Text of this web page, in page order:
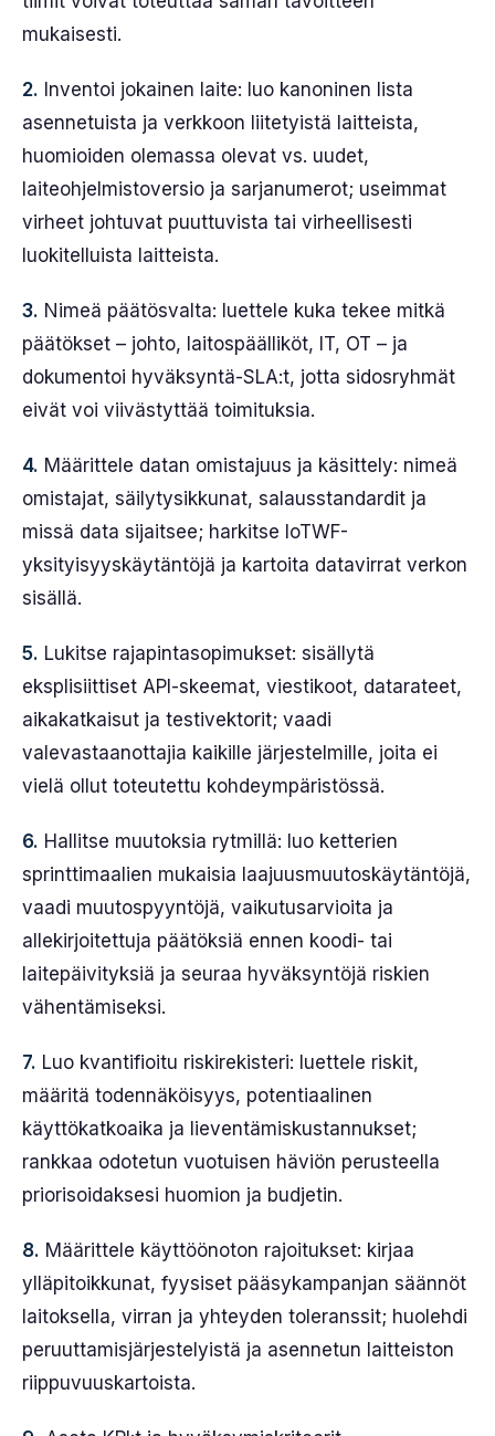
mukaisesti.
2. Inventoi jokainen laite: luo kanoninen lista
asennetuista ja verkkoon liitetyistä laitteista,
huomioiden olemassa olevat vs. uudet,
laiteohjelmistoversio ja sarjanumerot; useimmat
virheet johtuvat puuttuvista tai virheellisesti
luokitelluista laitteista.
3. Nimeä päätösvalta: luettele kuka tekee mitkä
päätökset – johto, laitospäälliköt, IT, OT – ja
dokumentoi hyväksyntä-SLA:t, jotta sidosryhmät
eivät voi viivästyttää toimituksia.
4. Määrittele datan omistajuus ja käsittely: nimeä
omistajat, säilytysikkunat, salausstandardit ja
missä data sijaitsee; harkitse IoTWF-
yksityisyyskäytäntöjä ja kartoita datavirrat verkon
sisällä.
5. Lukitse rajapintasopimukset: sisällytä
eksplisiittiset API-skeemat, viestikoot, datarateet,
aikakatkaisut ja testivektorit; vaadi
valevastaanottajia kaikille järjestelmille, joita ei
vielä ollut toteutettu kohdeympäristössä.
6. Hallitse muutoksia rytmillä: luo ketterien
sprinttimaalien mukaisia laajuusmuutoskäytäntöjä,
vaadi muutospyyntöjä, vaikutusarvioita ja
allekirjoitettuja päätöksiä ennen koodi- tai
laitepäivityksiä ja seuraa hyväksyntöjä riskien
vähentämiseksi.
7. Luo kvantifioitu riskirekisteri: luettele riskit,
määritä todennäköisyys, potentiaalinen
käyttökatkoaika ja lieventämiskustannukset;
rankkaa odotetun vuotuisen häviön perusteella
priorisoidaksesi huomion ja budjetin.
8. Määrittele käyttöönoton rajoitukset: kirjaa
ylläpitoikkunat, fyysiset pääsykampanjan säännöt
laitoksella, virran ja yhteyden toleranssit; huolehdi
peruuttamisjärjestelyistä ja asennetun laitteiston
riippuvuuskartoista.